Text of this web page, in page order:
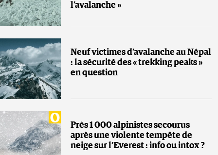
l’avalanche »
Neuf victimes d’avalanche au Népal
: la sécurité des « trekking peaks »
en question
Près 1 000 alpinistes secourus
après une violente tempête de
neige sur l’Everest : info ou intox ?